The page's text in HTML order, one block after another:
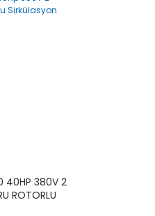
40HP 380V 2
ROTORLU